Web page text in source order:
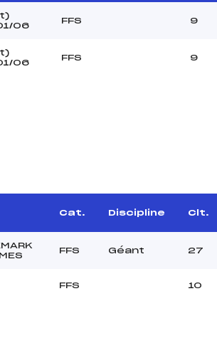
06
FFS 9
06
FFS 9
Cat. Discipline Clt.
FFS Géant 27
FFS 10